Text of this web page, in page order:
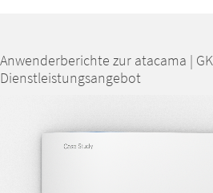
Anwenderberichte zur atacama |
Dienstleistungsangebot